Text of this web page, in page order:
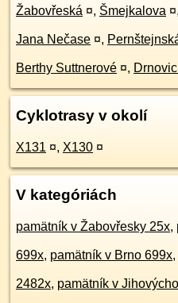
Žabovřeská ¤, Šmejkalova ¤,
Jana Nečase ¤,
Berthy Suttnerové ¤,
Cyklotrasy v okolí
X131 ¤, X130 ¤
V kategóriách
pamätník v Žabovřesky 25x,
699x, pamätník v Brno 699x,
2482x, pamätník v